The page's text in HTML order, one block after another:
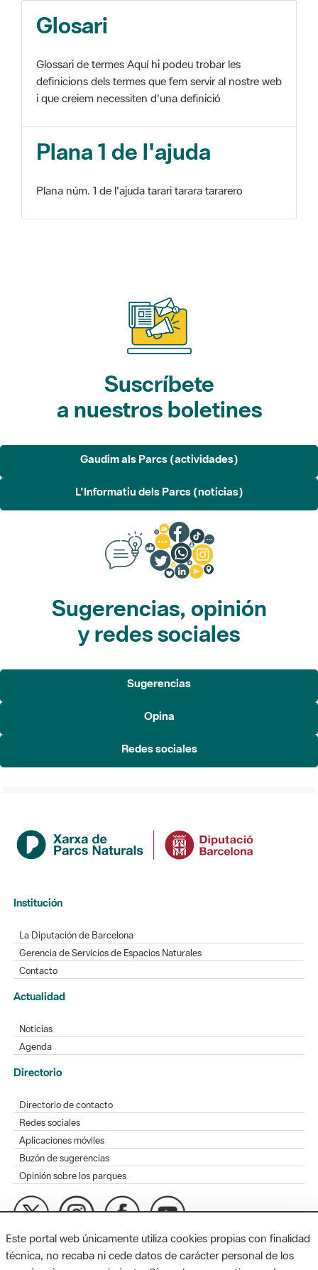
Glosari
Glossari de termes Aquí hi podeu trobar les
definicions dels termes que fem servir al nostre web
i que creiem necessiten d'una definició
Plana 1 de l'ajuda
Plana núm. 1 de l'ajuda tarari tarara tararero
Suscríbete
a nuestros boletines
Gaudim als Parcs (actividades)
L'Informatiu dels Parcs (noticias)
Sugerencias, opinión
y redes sociales
Sugerencias
Opina
Redes sociales
Institución
La Diputación de Barcelona
Gerencia de Servicios de Espacios Naturales
Contacto
Actualidad
Noticias
Agenda
Directorio
Directorio de contacto
Redes sociales
Aplicaciones móviles
Buzón de sugerencias
Opinión sobre los parques
MAPA WEB AVISO LEGAL ACCESIBILIDAD
Este portal web únicamente utiliza cookies propias con finalidad
técnica, no recaba ni cede datos de carácter personal de los